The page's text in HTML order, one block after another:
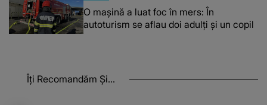
O maşină a luat foc în mers: În
autoturism se aflau doi adulți și un copil
Îți Recomandăm Și...